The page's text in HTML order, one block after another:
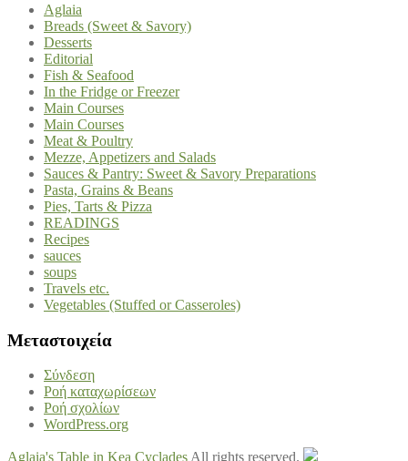
Aglaia
Breads (Sweet & Savory)
Desserts
Editorial
Fish & Seafood
In the Fridge or Freezer
Main Courses
Main Courses
Meat & Poultry
Mezze, Appetizers and Salads
Sauces & Pantry: Sweet & Savory Preparations
Pasta, Grains & Beans
Pies, Tarts & Pizza
READINGS
Recipes
sauces
soups
Travels etc.
Vegetables (Stuffed or Casseroles)
Μεταστοιχεία
Σύνδεση
Ροή καταχωρίσεων
Ροή σχολίων
WordPress.org
Aglaia's Table in Kea Cyclades All rights reserved.